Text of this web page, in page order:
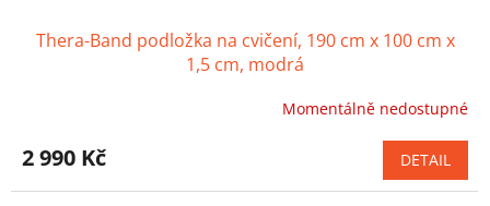
Thera-Band podložka na cvičení, 190 cm x 100 cm x
1,5 cm, modrá
produktu
4,7
Momentálně nedostupné
2 990 Kč DETAIL